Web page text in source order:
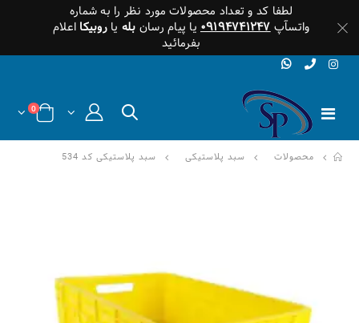
لطفا کد و تعداد محصولات مورد نظر را به شماره
واتسآپ۰۹۱۹۴۷۴۱۲۴۷ یا پیام رسان بله یاروبیکا اعلام
بفرمائید
0
محصولات سبد پلاستیکی سبد پلاستیکی کد 534